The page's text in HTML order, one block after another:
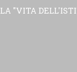
LA "VITA